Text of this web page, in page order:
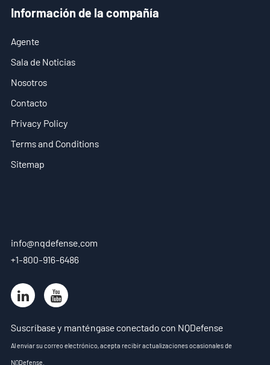
Información de la compañía
Agente
Sala de Noticias
Nosotros
Contacto
Privacy Policy
Terms and Conditions
Sitemap
info@nqdefense.com
+1-800-916-6486
Suscríbase y manténgase conectado con NQDefense
Al enviar su correo electrónico, acepta recibir actualizaciones ocasionales de
NQDefense.